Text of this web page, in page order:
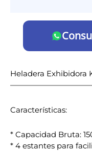
Heladera Exhibidora
Características:
* Capacidad Bruta:
* 4 estantes para